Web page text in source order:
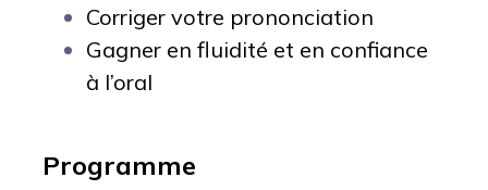
Corriger votre prononciation
Gagner en fluidité et en confiance
à l’oral
Programme